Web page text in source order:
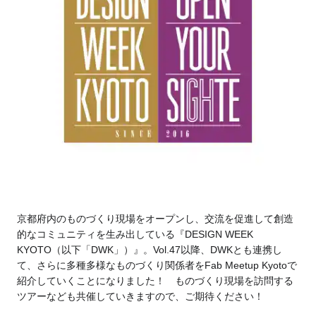
京都府内のものづくり現場をオープンし、交流を促進して創造
的なコミュニティを生み出している『DESIGN WEEK
KYOTO（以下「DWK」）』。Vol.47以降、DWKとも連携し
て、さらに多種多様なものづくり関係者をFab Meetup Kyotoで
紹介していくことになりました！ ものづくり現場を訪問する
ツアーなども共催していきますので、ご期待ください！